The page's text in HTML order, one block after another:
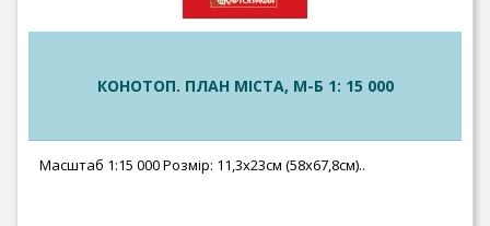
КОНОТОП. ПЛАН МІСТА, М-Б 1: 15 000
Масштаб 1:15 000 Розмір: 11,3х23см (58х67,8см)..